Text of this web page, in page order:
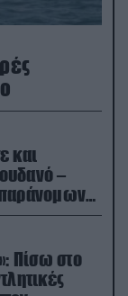
και
–
Πίσω στο